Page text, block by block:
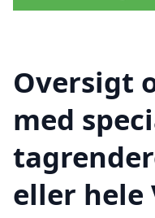
Oversigt
med
eller hele